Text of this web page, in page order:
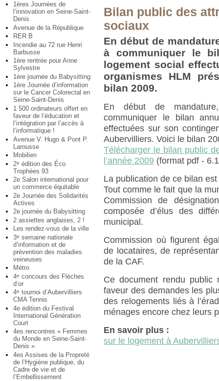
1ères Journées de
l’innovation en Seine-Saint-
Denis
Avenue de la République
RER B
Incendie au 72 rue Henri
Barbusse
1ère rentrée pour Anne
Sylvestre
1ère journée du Babysitting
1ère Journée d’information
sur le Cancer Colorectal en
Seine-Saint-Denis
1 500 ordinateurs offert en
faveur de l’éducation et
l’intégration par l’accès à
l’informatique !
Avenue V. Hugo & Pont P.
Larousse
Mobilien
2e édition des Éco
Trophées 93
2e Salon international pour
un commerce équitable
2e Journée des Solidarités
Actives
2e journée du Babysitting
2 assiettes anglaises, 2 !
Les rendez-vous de la ville
3e semaine nationale
d’information et de
prévention des maladies
veineuses
Métro
4e concours des Flèches
d’or
4e tournoi d’Aubervilliers
CMA Tennis
4e édition du Festival
International Génération
Court
4es rencontres « Femmes
du Monde en Seine-Saint-
Denis »
4es Assises de la Propreté
de l’Hygiène publique, du
Cadre de vie et de
l’Embellissement
Bilan public des
sociaux
En début de
à communiquer le
logement social
organismes HLM
bilan 2009.
En début de
communiquer le bilan
effectuées sur son
Aubervilliers. Voici le bilan
Télécharger le bilan public
l’année 2009 (format pdf -
La publication de ce bilan
Tout comme le fait que la
Commission de
composée d’élus des
municipal.
Commission où figurent
de locataires, de
de la CAF.
Ce document rendu
faveur des demandes les
des relogements liés à
ménages encore chez leurs
En savoir plus :
sur le logement à